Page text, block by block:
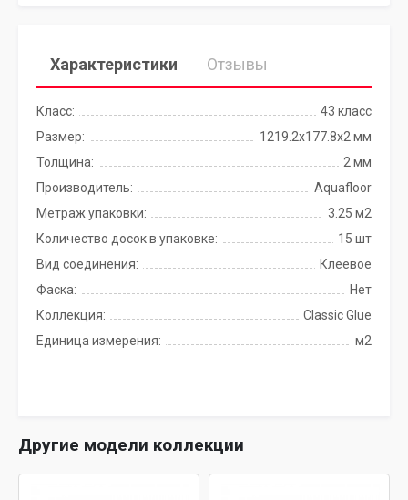
Характеристики Отзывы
Класс:
43 класс
Размер:
1219.2x177.8x2 мм
Толщина:
2 мм
Производитель:
Aquafloor
Метраж упаковки:
3.25 м2
Количество досок в упаковке:
15 шт
Вид соединения:
Клеевое
Фаска:
Нет
Коллекция:
Classic Glue
Единица измерения:
м2
Другие модели коллекции